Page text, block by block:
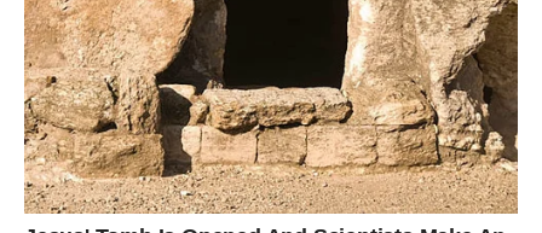
neraščišćeni odnosi mogu izazvati krizu.
Ako nešto niste rekli na vreme – sada izlazi na videlo.
Kako da prebrodite ovaj period?
Smirenost je ključ. Ne donosite nagle odluke, ne ulazite u
rasprave islušajte intuiciju. Ovo je prolazna faza, ali
može biti poučna.